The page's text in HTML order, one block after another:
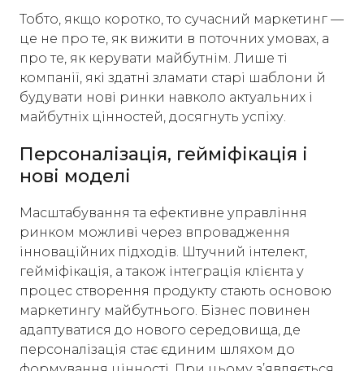
Тобто, якщо коротко, то сучасний маркетинг —
це не про те, як вижити в поточних умовах, а
про те, як керувати майбутнім. Лише ті
компанії, які здатні зламати старі шаблони й
будувати нові ринки навколо актуальних і
майбутніх цінностей, досягнуть успіху.
Персоналізація, гейміфікація і
нові моделі
Масштабування та ефективне управління
ринком можливі через впровадження
інноваційних підходів. Штучний інтелект,
гейміфікація, а також інтеграція клієнта у
процес створення продукту стають основою
маркетингу майбутнього. Бізнес повинен
адаптуватися до нового середовища, де
персоналізація стає єдиним шляхом до